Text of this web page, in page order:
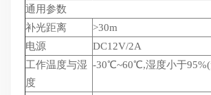
通用参数
补光距离
>30m
电源
DC12V/2A
工作温度与湿
度
-30℃~60℃,湿度小于